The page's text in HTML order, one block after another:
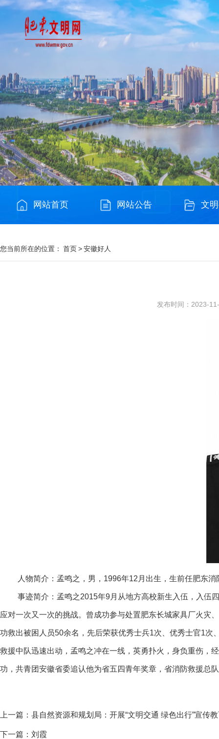
网站首页 网站公告 文
您当前所在的位置： 首页>安徽好人
发布时间：2023-
人物简介：孟鸣之，男，1996年12月出生，生前任肥东
事迹简介：孟鸣之2015年9月从地方高校新生入伍，入伍
应对一次又一次的挑战。曾成功参与处置肥东长城家具厂火灾
功救出被困人员50余名，先后荣获优秀士兵1次、优秀士官1
救援中队迅速出动，孟鸣之冲在一线，英勇扑火，身负重伤，
功，共青团安徽省委追认他为省五四青年奖章，省消防救援总
上一篇： 县自然资源和规划局：开展“文明交通 绿色出行”宣传
下一篇： 刘霞